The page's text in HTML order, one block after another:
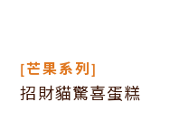
[芒果系列]
招財貓驚喜蛋糕